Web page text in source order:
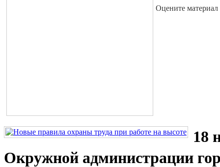
Оцените материал
18
Окружной администрации